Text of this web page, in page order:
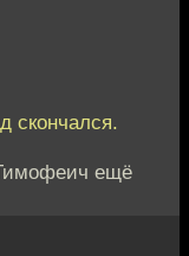
скончался.
ещё